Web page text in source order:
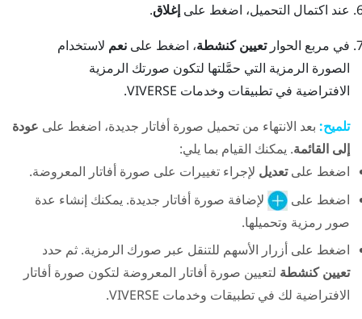
عند اكتمال التحميل، اضغط على إغلاق.
في مربع الحوارتعيين كنشطة، اضغط على نعم لاستخدام
الصورة الرمزية التي حمَّلتها لتكون صورتك الرمزية
الافتراضية في تطبيقات وخدمات VIVERSE
.
تلميح: بعد الانتهاء من تحميل صورة أفاتار جديدة، اضغط على عودة
إلى القائمة. يمكنك القيام بما يلي:
اضغط علىتعديل لإجراء تغييرات على صورة أفاتار المعروضة.
اضغط على
لإضافة صورة أفاتار جديدة. يمكنك إنشاء عدة
صور رمزية وتحميلها.
اضغط على أزرار الأسهم للتنقل عبر صورك الرمزية. ثم حدد
تعيين كنشطة لتعيين صورة أفاتار المعروضة لتكون صورة أفاتار
الافتراضية لك في تطبيقات وخدمات VIVERSE
.